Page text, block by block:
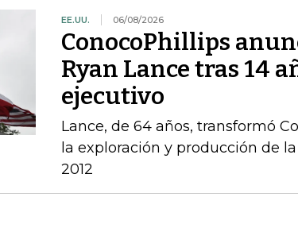
EE.UU. 06/08/2026
ConocoPhillips
Ryan Lance tras 14
ejecutivo
Lance, de 64 años, transformó
la exploración y producción de
2012